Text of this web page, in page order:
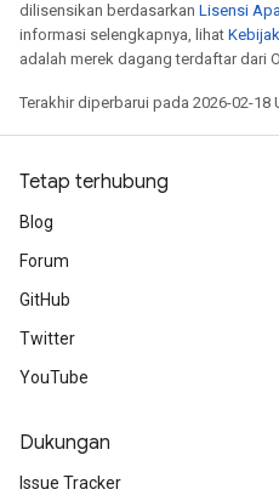
dilisensikan berdasarkan Lisensi
informasi selengkapnya, lihat
adalah merek dagang terdaftar dari
Terakhir diperbarui pada 2026-02-18
Tetap terhubung
Blog
Forum
GitHub
Twitter
YouTube
Dukungan
Issue Tracker